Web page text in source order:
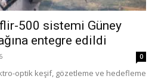
500 sistemi Güney
entegre edildi
0
optik keşif, gözetleme ve hedefleme